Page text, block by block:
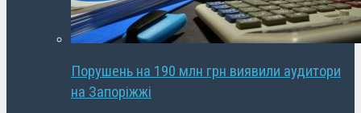
Порушень на 190 млн грн виявили аудитори
на Запоріжжі